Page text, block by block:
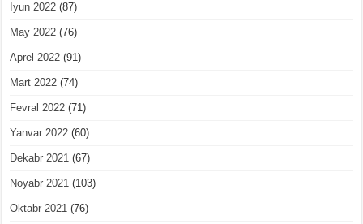
Iyun 2022 (87)
May 2022 (76)
Aprel 2022 (91)
Mart 2022 (74)
Fevral 2022 (71)
Yanvar 2022 (60)
Dekabr 2021 (67)
Noyabr 2021 (103)
Oktabr 2021 (76)